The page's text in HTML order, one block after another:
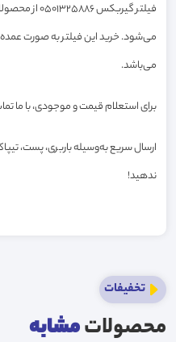
فیلتر
می‌شود. خرید این فیلتر به صورت
می‌باشد.
برای استعلام قیمت و موجودی، با ما
ارسال سریع به‌وسیله باربری، پست،
ندهید!
تخفیفات
محصولاتمشابه